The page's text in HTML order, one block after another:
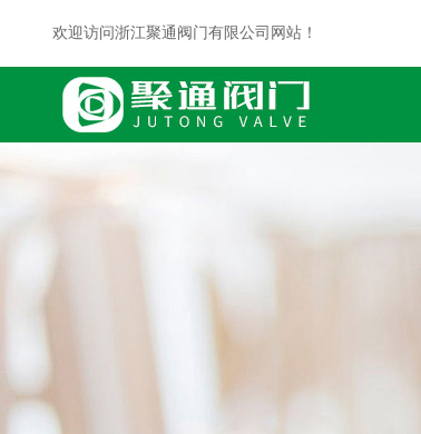
欢迎访问浙江聚通阀门有限公司网站！